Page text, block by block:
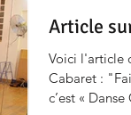
Article
Voici l'article
Cabaret :